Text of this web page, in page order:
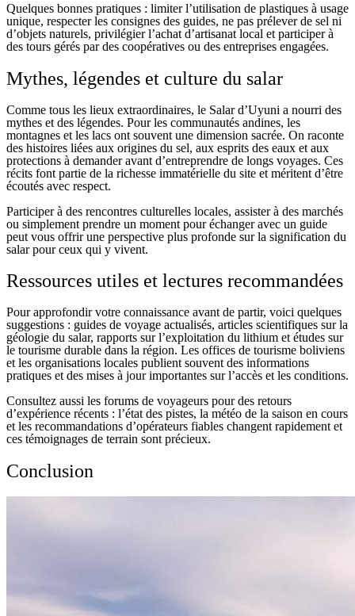
Quelques bonnes pratiques : limiter l’utilisation de plastiques à usage
unique, respecter les consignes des guides, ne pas prélever de sel ni
d’objets naturels, privilégier l’achat d’artisanat local et participer à
des tours gérés par des coopératives ou des entreprises engagées.
Mythes, légendes et culture du salar
Comme tous les lieux extraordinaires, le Salar d’Uyuni a nourri des
mythes et des légendes. Pour les communautés andines, les
montagnes et les lacs ont souvent une dimension sacrée. On raconte
des histoires liées aux origines du sel, aux esprits des eaux et aux
protections à demander avant d’entreprendre de longs voyages. Ces
récits font partie de la richesse immatérielle du site et méritent d’être
écoutés avec respect.
Participer à des rencontres culturelles locales, assister à des marchés
ou simplement prendre un moment pour échanger avec un guide
peut vous offrir une perspective plus profonde sur la signification du
salar pour ceux qui y vivent.
Ressources utiles et lectures recommandées
Pour approfondir votre connaissance avant de partir, voici quelques
suggestions : guides de voyage actualisés, articles scientifiques sur la
géologie du salar, rapports sur l’exploitation du lithium et études sur
le tourisme durable dans la région. Les offices de tourisme boliviens
et les organisations locales publient souvent des informations
pratiques et des mises à jour importantes sur l’accès et les conditions.
Consultez aussi les forums de voyageurs pour des retours
d’expérience récents : l’état des pistes, la météo de la saison en cours
et les recommandations d’opérateurs fiables changent rapidement et
ces témoignages de terrain sont précieux.
Conclusion